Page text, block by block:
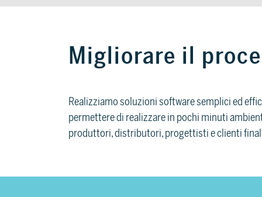
Migliorare il
Realizziamo soluzioni software semplici ed
permettere di realizzare in pochi minuti
produttori, distributori, progettisti e clienti